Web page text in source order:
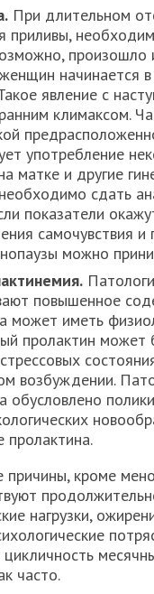
При длительном
приливы,
произошло
начинается
явление с
климаксом.
употребление
матке и другие
сдать
показатели
самочувствия
можно
повышенное
может иметь
пролактин может
возбуждении.
обусловлено
пролактина.
причины, кроме
нагрузки,
часто.